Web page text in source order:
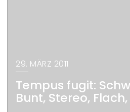
29. MÄRZ 2011
Tempus fugit:
Bunt, Stereo, Flach,